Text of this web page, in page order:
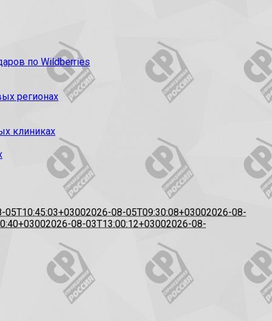
по Wildberries
регионах
клиниках
05T10:45:03+03002026-08-05T09:30:08+03002026-08-
2026-08-03T13:00:12+03002026-08-